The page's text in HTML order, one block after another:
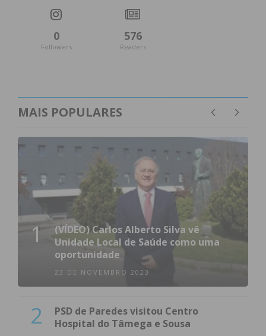
0
Followers
576
Readers
MAIS POPULARES
1
(VÍDEO) Carlos Alberto Silva vê
Unidade Local de Saúde como uma
oportunidade
23 DE NOVEMBRO 2023
2
PSD de Paredes visitou Centro
Hospital do Tâmega e Sousa